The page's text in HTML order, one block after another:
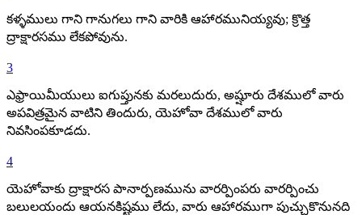
కళ్ళములు గాని గానుగలు గాని వారికి ఆహారమునియ్యవు; క్రొత్త
ద్రాక్షారసము లేకపోవును.
3
ఎఫ్రాయిమీయులు ఐగుప్తునకు మరలుదురు, అష్షూరు దేశములో వారు
అపవిత్రమైన వాటిని తిందురు, యెహోవా దేశములో వారు
నివసింపకూడదు.
4
యెహోవాకు ద్రాక్షారస పానార్పణమును వారర్పింపరు వారర్పించు
బలులయందు ఆయనకిష్టము లేదు, వారు ఆహారముగా పుచ్చుకొనునది